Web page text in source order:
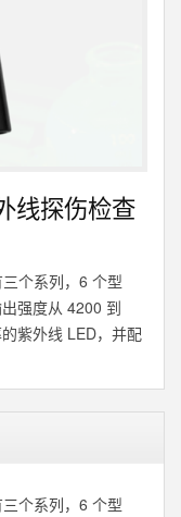
线探伤检查
个系列，6 个型
强度从 4200 到
紫外线 LED，并配
个系列，6 个型